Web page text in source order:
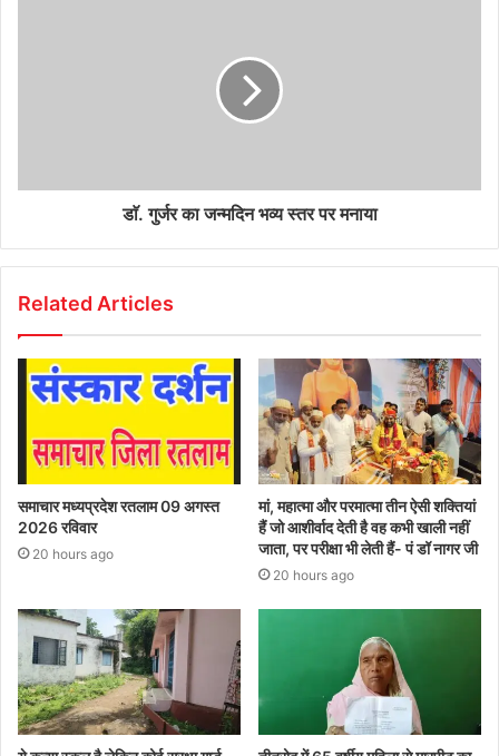
डाॅ. गुर्जर का जन्मदिन भव्य स्तर पर मनाया
Related Articles
समाचार मध्यप्रदेश रतलाम 09 अगस्त
2026 रविवार
20 hours ago
मां, महात्मा और परमात्मा तीन ऐसी शक्तियां
हैं जो आशीर्वाद देती है वह कभी खाली नहीं
जाता, पर परीक्षा भी लेती हैं- पं डॉ नागर जी
20 hours ago